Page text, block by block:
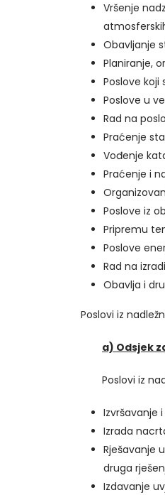
Vršenje
Obavljanje
Planiranje,
Poslove koji
Poslove u
Rad na
Praćenje
Vođenje
Praćenje i
Poslove iz
Pripremu
Poslove
Rad na
Obavlja i
Poslovi iz
a) Odsjek
Poslovi iz
Izvršavanje
Izrada
Rješavanje
druga
Izdavanje